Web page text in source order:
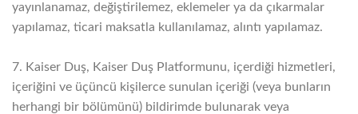
yayınlanamaz, değiştirilemez, eklemeler ya da çıkarmalar
yapılamaz, ticari maksatla kullanılamaz, alıntı yapılamaz.
7. Kaiser Duş, Kaiser Duş Platformunu, içerdiği hizmetleri,
içeriğini ve üçüncü kişilerce sunulan içeriği (veya bunların
herhangi bir bölümünü) bildirimde bulunarak veya